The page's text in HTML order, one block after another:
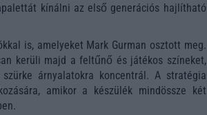
kínálni az első generációs hajlítható
is, amelyeket Mark Gurman osztott meg.
kerüli majd a feltűnő és játékos színeket,
árnyalatokra koncentrál. A stratégia
amikor a készülék mindössze két